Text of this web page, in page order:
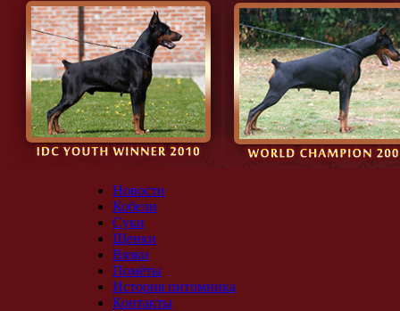
Новости
Кобели
Суки
Щенки
Вязки
Помёты
История питомника
Контакты